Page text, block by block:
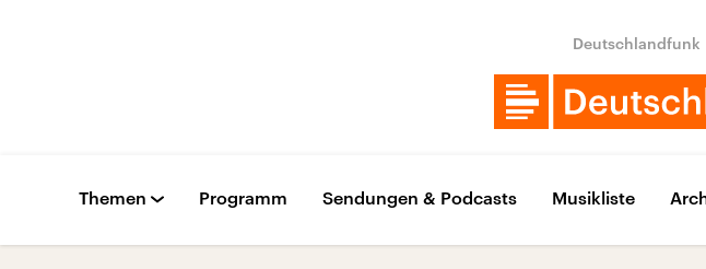
Deutschlandfunk
Themen Programm Sendungen & Podcasts Musikliste